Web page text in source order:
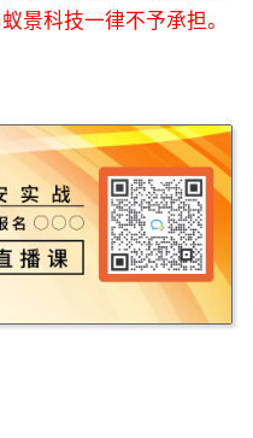
景科技一律不予承担。